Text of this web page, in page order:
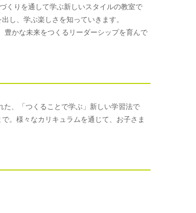
くりを通して学ぶ新しいスタイルの教室で
し、学ぶ楽しさを知っていきます。
かな未来をつくるリーダーシップを育んで
、「つくることで学ぶ」新しい学習法で
。様々なカリキュラムを通じて、お子さま